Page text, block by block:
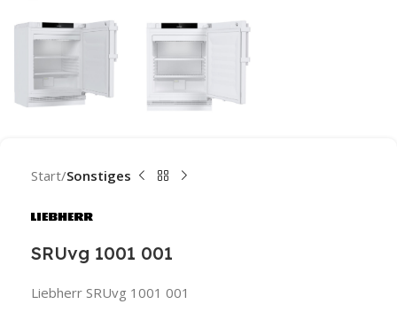
Start Sonstiges
SRUvg 1001 001
Liebherr SRUvg 1001 001